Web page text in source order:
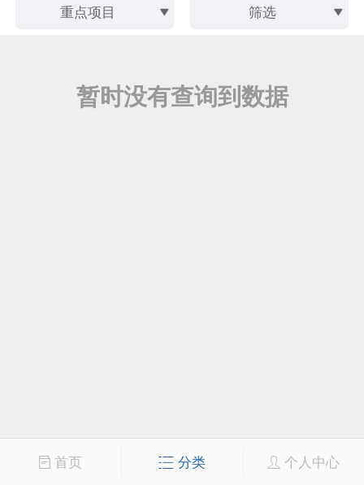
重点项目 筛选
暂时没有查询到数据
首页 分类 个人中心